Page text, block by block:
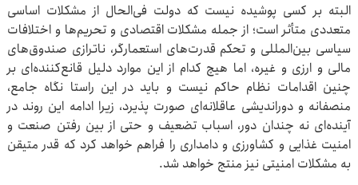
البته بر کسی پوشیده نیست که دولت فی‌الحال از مشکلات اساسی
متعددی متأثر است؛ از جمله مشکلات اقتصادی و تحریم‌ها و اختلافات
سیاسی بین‌المللی و تحکم قدرت‌های استعمارگر، ناترازی صندوق‌های
مالی و ارزی و غیره، اما هیچ کدام از این موارد دلیل قانع‌کننده‌ای بر
چنین اقدامات نظام حاکم نیست و باید در این راستا نگاه جامع،
منصفانه و دوراندیشی عاقلانه‌ای صورت پذیرد، زیرا ادامه این روند در
آینده‌ای نه چندان دور، اسباب تضعیف و حتی از بین رفتن صنعت و
امنیت غذایی و کشاورزی و دامداری را فراهم خواهد کرد که قدر متیقن
به مشکلات امنیتی نیز منتج خواهد شد.